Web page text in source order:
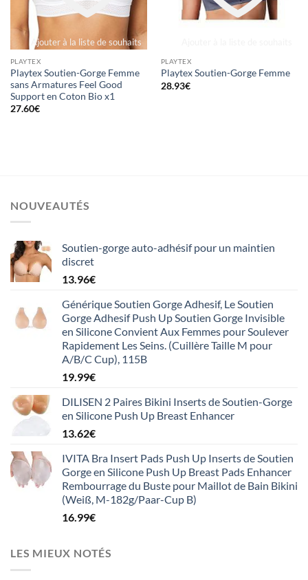
Ajouter à la liste de souhaits
PLAYTEX
Playtex Soutien-Gorge Femme
sans Armatures Feel Good
Support en Coton Bio x1
27.60€
PLAYTEX
Playtex Soutien-Gorge Femme
28.93€
NOUVEAUTÉS
Soutien-gorge auto-adhésif pour un maintien
discret
13.96€
Générique Soutien Gorge Adhesif, Le Soutien
Gorge Adhesif Push Up Soutien Gorge Invisible
en Silicone Convient Aux Femmes pour Soulever
Rapidement Les Seins. (Cuillère Taille M pour
A/B/C Cup), 115B
19.99€
DILISEN 2 Paires Bikini Inserts de Soutien-Gorge
en Silicone Push Up Breast Enhancer
13.62€
IVITA Bra Insert Pads Push Up Inserts de Soutien
Gorge en Silicone Push Up Breast Pads Enhancer
Rembourrage du Buste pour Maillot de Bain Bikini
(Weiß, M-182g/Paar-Cup B)
16.99€
LES MIEUX NOTÉS